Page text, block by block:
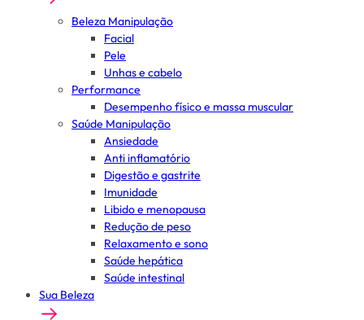
Beleza Manipulação
Facial
Pele
Unhas e cabelo
Performance
Desempenho físico e massa muscular
Saúde Manipulação
Ansiedade
Anti inflamatório
Digestão e gastrite
Imunidade
Libido e menopausa
Redução de peso
Relaxamento e sono
Saúde hepática
Saúde intestinal
Sua Beleza